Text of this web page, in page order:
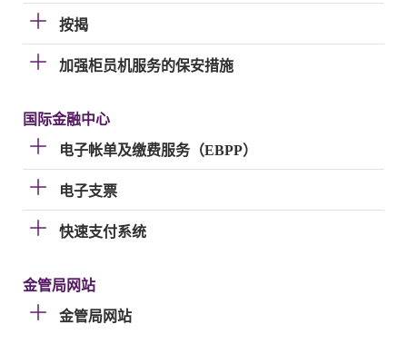
按揭
加强柜员机服务的保安措施
国际金融中心
电子帐单及缴费服务（EBPP）
电子支票
快速支付系统
金管局网站
金管局网站